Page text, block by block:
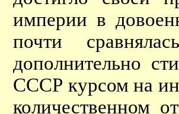
империи в
почти
дополнительно
СССР курсом на
количественном